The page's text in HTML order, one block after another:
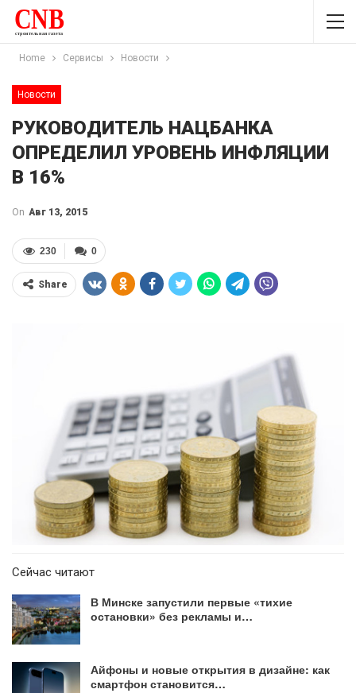
Home Сервисы Новости
Новости
РУКОВОДИТЕЛЬ НАЦБАНКА
ОПРЕДЕЛИЛ УРОВЕНЬ ИНФЛЯЦИИ
В 16%
On Авг 13, 2015
0
230
Share
Сейчас читают
В Минске запустили первые «тихие
остановки» без рекламы и…
Айфоны и новые открытия в дизайне: как
смартфон становится…